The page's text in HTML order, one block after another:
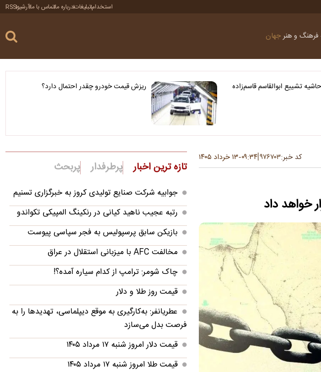
استخدامتبلیغاتدرباره ماتماس با ماآرشیوRSS
فرهنگ و هنرجهان
تشییع ابوالقاسم قاسم‌زاده ریزش قیمت خودرو چقدر احتمال دارد؟
کد خبر:۹۷۶۷۰۳ ۰۹:۳۴-۱۳ خرداد ۱۴۰۵
خواهد داد
تازه ترین اخبار پرطرفدار پربحث
جوابیه شرکت صنایع تولیدی کروز به خبرگزاری تسنیم
رتبه عجیب ناهید کیانی در رنکینگ المپیکی تکواندو
بازیکن سابق پرسپولیس به فجر سپاسی پیوست
مخالفت AFC با میزبانی استقلال در عراق
چاک شومر: ترامپ از کدام سیاره آمده؟!
قیمت روز طلا و دلار
عطریانفر: به‌کارگیری به موقع دیپلماسی، تهدید‌ها را به
فرصت بدل می‌سازد
قیمت دلار امروز شنبه ۱۷ مرداد ۱۴۰۵
قیمت طلا امروز شنبه ۱۷ مرداد ۱۴۰۵